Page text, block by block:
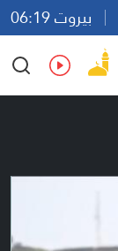
بيروت 06:19
Ar
En Fr Es